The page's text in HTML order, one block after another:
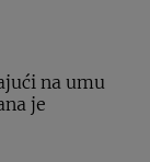
na umu
je